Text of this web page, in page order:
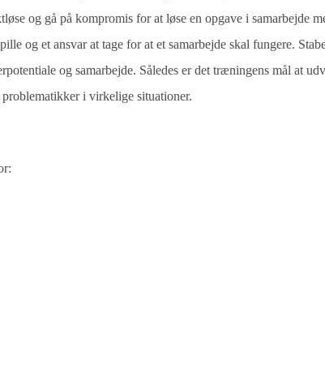
og gå på kompromis for at løse en opgave i samarbejde
og et ansvar at tage for at et samarbejde skal fungere.
og samarbejde. Således er det træningens mål at
i virkelige situationer.